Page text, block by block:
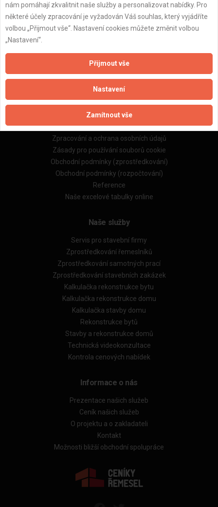
ZPĚT
Naše firmy a řemeslníci
Zpracování a ochrana osobních údajů
Zásady pro používání souborů cookie
Obchodní podmínky (zprostředkování)
Obchodní podmínky (rozpočtování)
Reference
Naše excelové tabulky online
Naše služby
Servis pro stavební firmy
Zprostředkování řemeslníků
Zprostředkování samotných prací
Zprostředkování stavebních zakázek
Kalkulačka rekonstrukce bytu
Kalkulačka rekonstrukce domu
Kalkulačka stavby domu
Rekonstrukce bytů
Stavby a rekonstrukce domů
Technická videokonzultace
Kontrola cenových nabídek
Informace o nás
Prezentace našich služeb
Ceník našich služeb
O projektu a o zakladateli
Kontakt
Možnosti bližší obchodní spolupráce
nám pomáhají zkvalitnit naše služby a personalizovat nabídky. Pro
některé účely zpracování je vyžadován Váš souhlas, který vyjádříte
volbou „Přijmout vše“. Nastavení cookies můžete změnit volbou
„Nastavení“.
Přijmout vše
Nastavení
Zamítnout vše